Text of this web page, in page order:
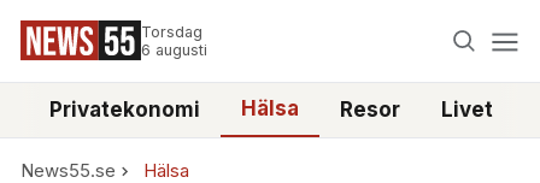
Torsdag
6 augusti
Privatekonomi Hälsa Resor Livet
News55.se Hälsa